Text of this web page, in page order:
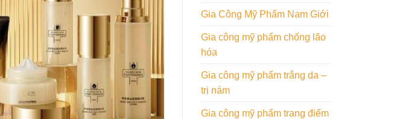
Gia Công Mỹ Phẩm Nam Giới
Gia công mỹ phẩm chống lão
hóa
Gia công mỹ phẩm trắng da –
trị nám
Gia công mỹ phẩm trang điểm